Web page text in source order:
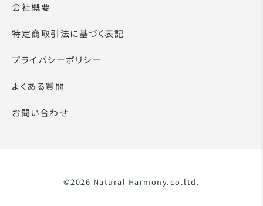
会社概要
特定商取引法に基づく表記
プライバシーポリシー
よくある質問
お問い合わせ
©2026 Natural Harmony.co.ltd.